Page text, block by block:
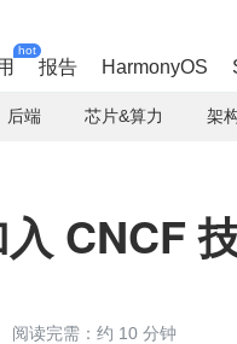
hot
报告 HarmonyOS
后端 芯片&算力 架
CNCF
阅读完需：约 10 分钟